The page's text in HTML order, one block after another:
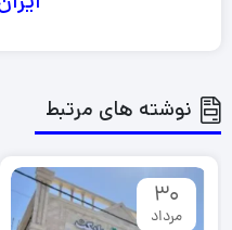
نوشته های مرتبط
30
مرداد